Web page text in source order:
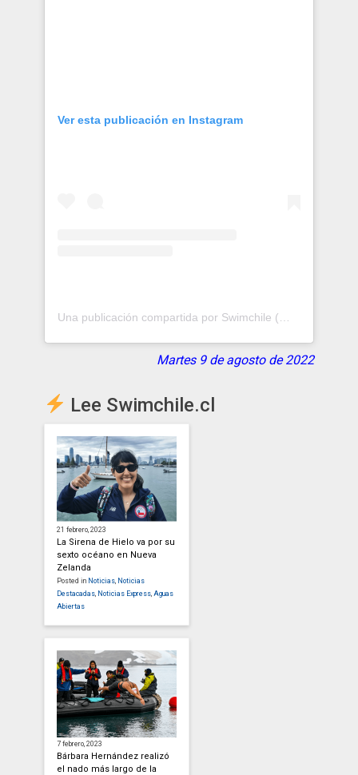
Ver esta publicación en Instagram
Martes 9 de agosto de 2022
Lee Swimchile.cl
21 febrero, 2023
La Sirena de Hielo va por su
sexto océano en Nueva
Zelanda
Posted in Noticias Noticias
Destacadas Noticias Express Aguas
Abiertas
7 febrero, 2023
Bárbara Hernández realizó
el nado más largo de la